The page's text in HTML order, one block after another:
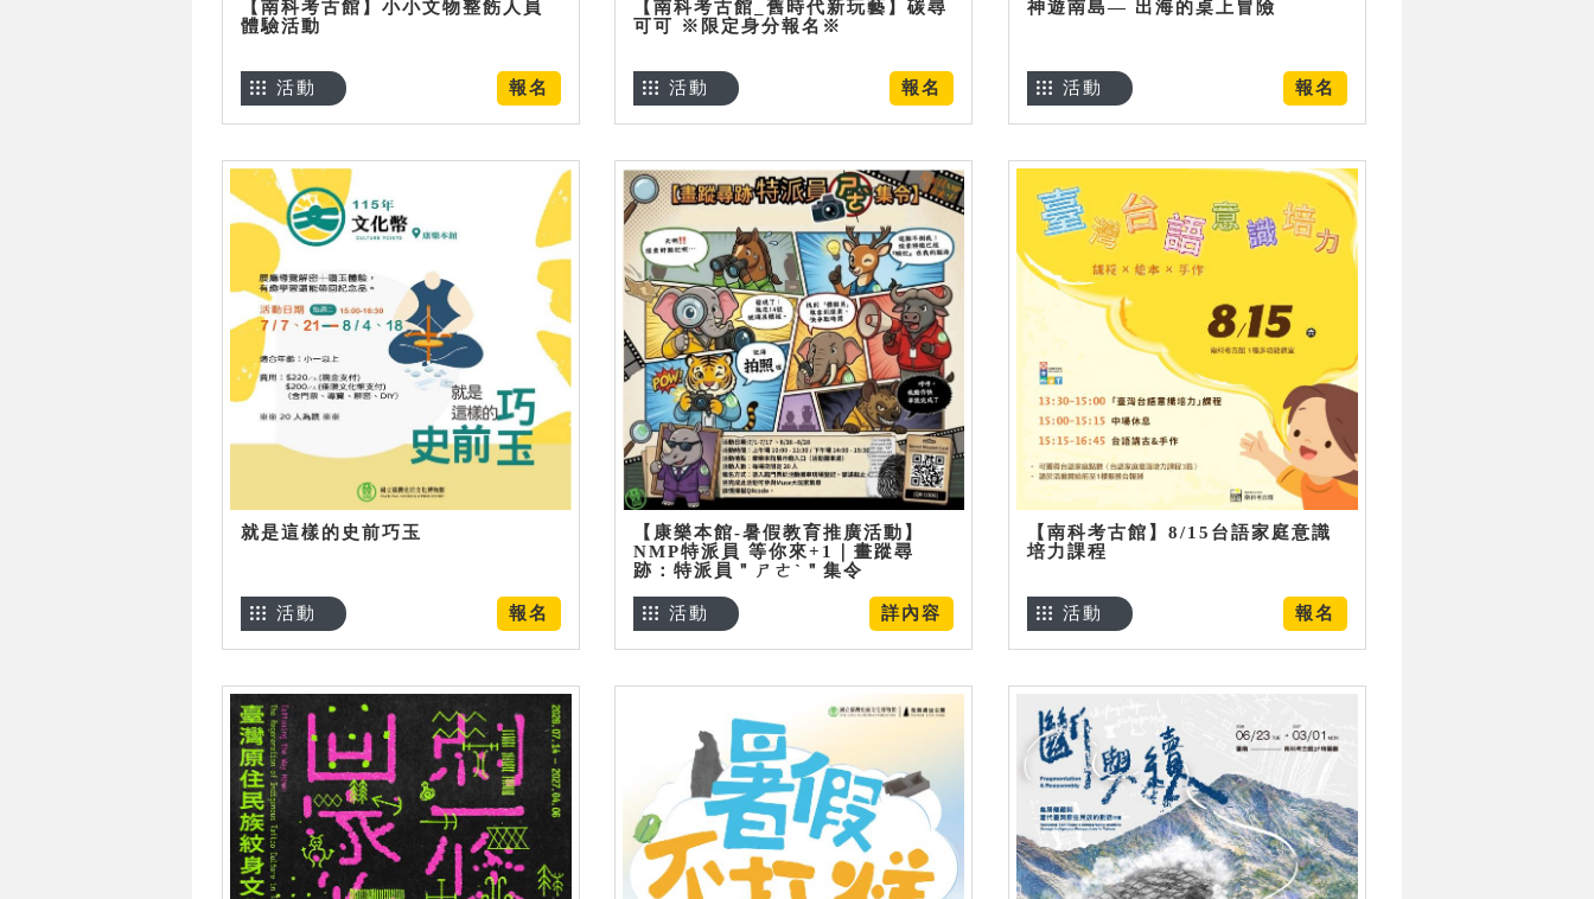
【南科考古館】小小文物整飭人員
體驗活動
報名
活動
【南科考古館_舊時代新玩藝】碳尋
可可 ※限定身分報名※
報名
活動
神遊南島— 出海的桌上冒險
報名
活動
就是這樣的史前巧玉
報名
活動
【康樂本館-暑假教育推廣活動】
NMP特派員 等你來+1｜畫蹤尋
跡：特派員＂ㄕㄜˋ＂集令
詳內容
活動
【南科考古館】8/15台語家庭意識
培力課程
報名
活動